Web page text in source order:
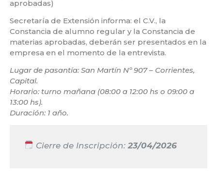
aprobadas)
Secretaría de Extensión informa: el C.V., la
Constancia de alumno regular y la Constancia de
materias aprobadas, deberán ser presentados en la
empresa en el momento de la entrevista.
Lugar de pasantía: San Martín Nº 907 – Corrientes,
Capital.
Horario: turno mañana (08:00 a 12:00 hs o 09:00 a
13:00 hs).
Duración: 1 año.
Cierre de Inscripción:23/04/2026